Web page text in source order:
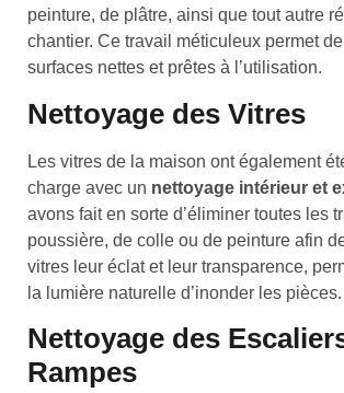
peinture, de plâtre, ainsi que tout autre
chantier. Ce travail méticuleux permet
surfaces nettes et prêtes à l’utilisation.
Nettoyage des Vitres
Les vitres de la maison ont également
charge avec un nettoyage intérieur et
avons fait en sorte d’éliminer toutes les
poussière, de colle ou de peinture afin
vitres leur éclat et leur transparence,
la lumière naturelle d’inonder les pièces.
Nettoyage des
Rampes